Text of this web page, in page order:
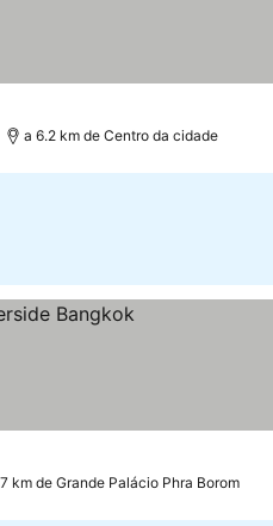
a 6.2 km de Centro da cidade
km de Grande Palácio Phra Borom